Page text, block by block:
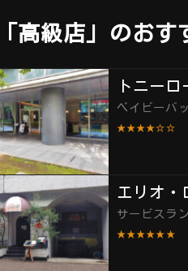
「高級店」のお
トニー
ベイビーバ
★★★★☆☆
エリオ・
サービスラ
★★★★★★